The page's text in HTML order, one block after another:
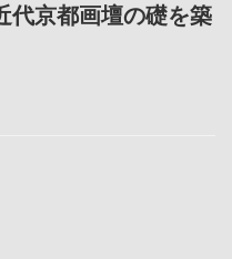
代京都画壇の礎を築